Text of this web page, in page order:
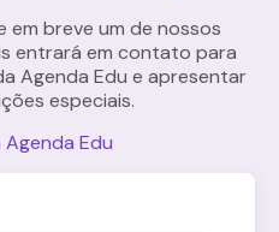
em breve um de nossos
entrará em contato para
Agenda Edu e apresentar
especiais.
Edu